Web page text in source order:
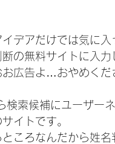
デアだけでは気に入
の無料サイトに入力
お広告よ…おやめく
検索候補にユーザー
イトです。
ころなんだから姓名